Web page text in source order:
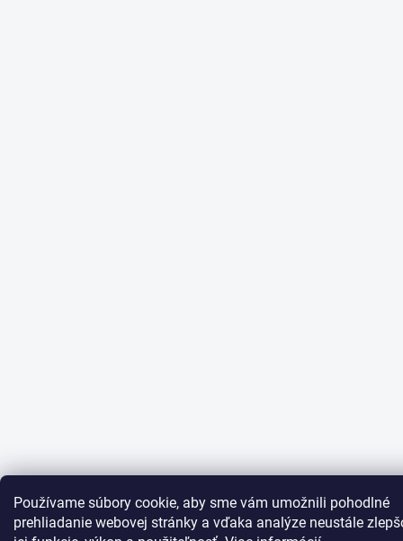
Používame súbory cookie, aby sme vám umožnili pohodlné
prehliadanie webovej stránky a vďaka analýze neustále